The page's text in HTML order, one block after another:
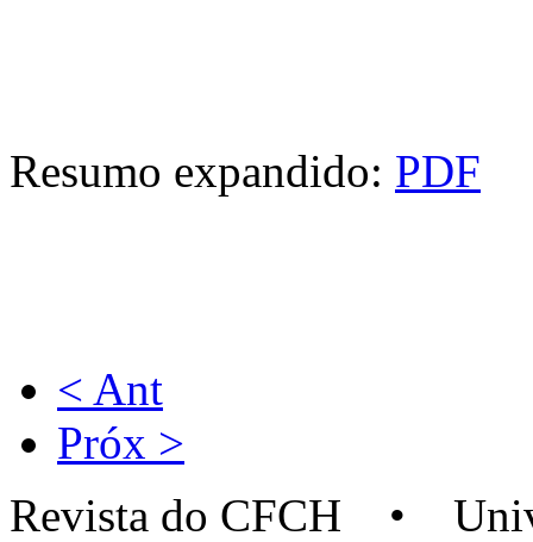
Resumo expandido: PDF
< Ant
Próx >
Revista do CFCH •